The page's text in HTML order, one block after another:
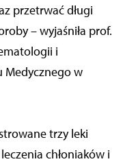
przetrwać długi
– wyjaśniła prof.
i
Medycznego w
trzy leki
chłoniaków i